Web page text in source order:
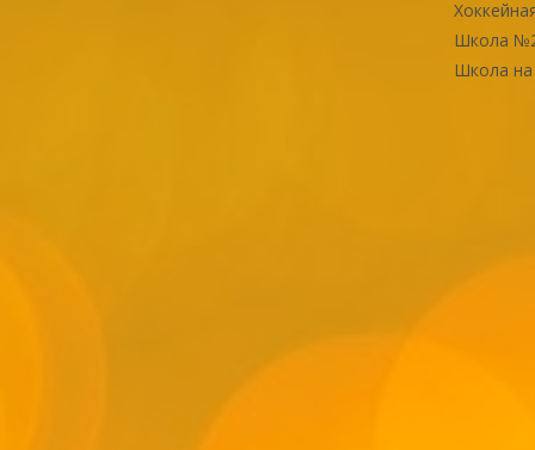
Школа
Школа